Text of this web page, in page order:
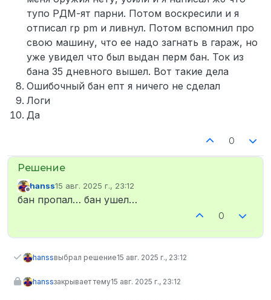
тупо РДМ-ят парни. Потом воскресили и я
отписал rp pm и ливнул. Потом вспомнил про
свою машину, что ее надо загнать в гараж, но
уже увидел что был выдан перм бан. Ток из
бана 35 дневного вышел. Вот такие дела
Ошибочный бан епт я ничего не сделал
Логи
Да
0
Не в сети
hanss15 авг. 2025 г., 23:12
отредактировано
бан пропал… бан ушел…
0
hanssвыбрал решение15 авг. 2025 г., 23:12
hanssзакрывает тему15 авг. 2025 г., 23:12